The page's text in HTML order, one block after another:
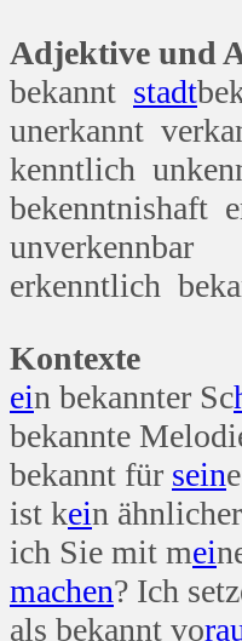
Adjektive und
bekannt stadt
unerkannt
kenntlich
bekenntnishaft
unverkennbar
erkenntlich
Kontexte
ein bekannter Sc
bekannte
bekannt für sein
ist kein
ich Sie mit mei
machen? Ich
als bekannt vo